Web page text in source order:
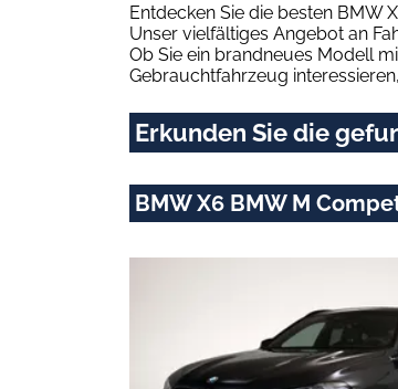
Entdecken Sie die besten BMW
Unser vielfältiges Angebot an
Ob Sie ein brandneues Modell
Gebrauchtfahrzeug
Erkunden Sie die
BMW X6 BMW M